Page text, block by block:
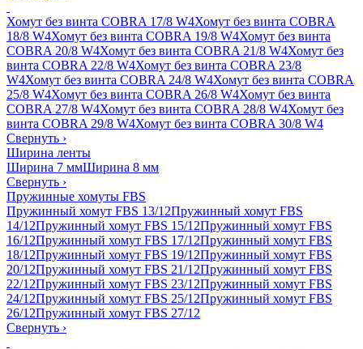
Хомут без винта COBRA 17/8 W4Хомут без винта COBRA
18/8 W4Хомут без винта COBRA 19/8 W4Хомут без винта
COBRA 20/8 W4Хомут без винта COBRA 21/8 W4Хомут без
винта COBRA 22/8 W4Хомут без винта COBRA 23/8
W4Хомут без винта COBRA 24/8 W4Хомут без винта COBRA
25/8 W4Хомут без винта COBRA 26/8 W4Хомут без винта
COBRA 27/8 W4Хомут без винта COBRA 28/8 W4Хомут без
винта COBRA 29/8 W4Хомут без винта COBRA 30/8 W4
Свернуть ›
Ширина ленты
Ширина 7 ммШирина 8 мм
Свернуть ›
Пружинные хомуты FBS
Пружинный хомут FBS 13/12Пружинный хомут FBS
14/12Пружинный хомут FBS 15/12Пружинный хомут FBS
16/12Пружинный хомут FBS 17/12Пружинный хомут FBS
18/12Пружинный хомут FBS 19/12Пружинный хомут FBS
20/12Пружинный хомут FBS 21/12Пружинный хомут FBS
22/12Пружинный хомут FBS 23/12Пружинный хомут FBS
24/12Пружинный хомут FBS 25/12Пружинный хомут FBS
26/12Пружинный хомут FBS 27/12
Свернуть ›